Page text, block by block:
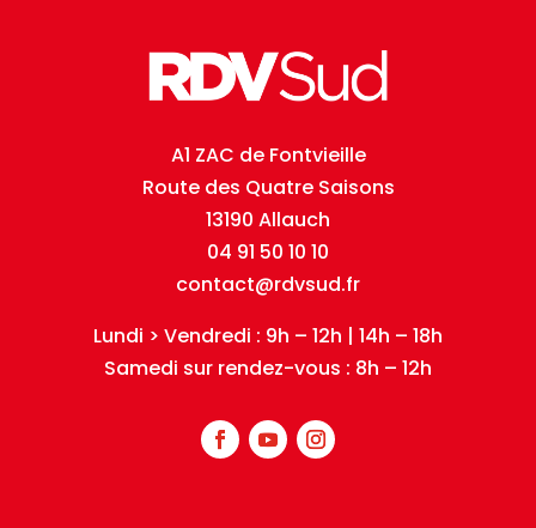
A1 ZAC de Fontvieille
Route des Quatre Saisons
13190 Allauch
04 91 50 10 10
contact@rdvsud.fr
Lundi > Vendredi : 9h – 12h | 14h – 18h
Samedi sur rendez-vous : 8h – 12h